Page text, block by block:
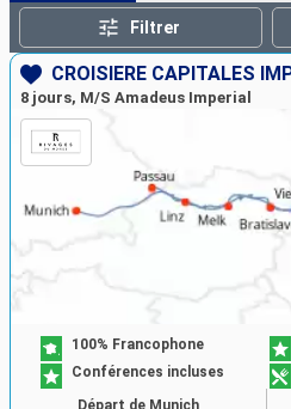
Filtrer
8 jours, M/S Amadeus Imperial
100% Francophone
Conférences incluses
Départ de Munich